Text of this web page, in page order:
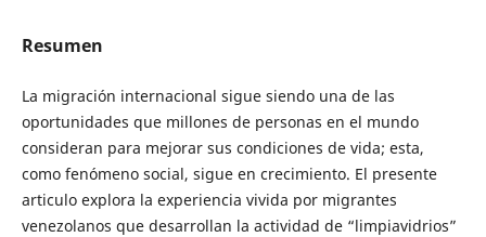
Resumen
La migración internacional sigue siendo una de las
oportunidades que millones de personas en el mundo
consideran para mejorar sus condiciones de vida; esta,
como fenómeno social, sigue en crecimiento. El presente
articulo explora la experiencia vivida por migrantes
venezolanos que desarrollan la actividad de “limpiavidrios”